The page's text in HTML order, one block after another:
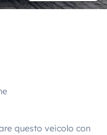
questo veicolo con